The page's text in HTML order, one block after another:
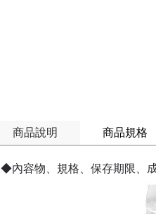
商品說明 商品規格
◆內容物、規格、保存期限、